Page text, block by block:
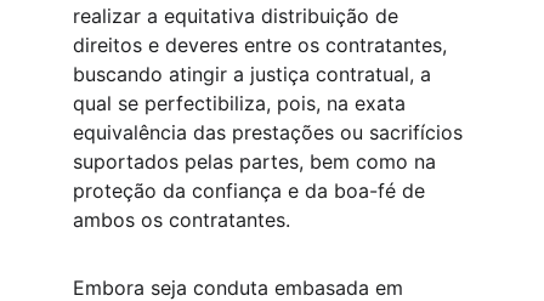
realizar a equitativa distribuição de
direitos e deveres entre os contratantes,
buscando atingir a justiça contratual, a
qual se perfectibiliza, pois, na exata
equivalência das prestações ou sacrifícios
suportados pelas partes, bem como na
proteção da confiança e da boa-fé de
ambos os contratantes.
Embora seja conduta embasada em